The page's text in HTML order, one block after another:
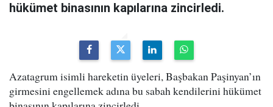
hükümet binasının kapılarına zincirledi.
Azatagrum isimli hareketin üyeleri, Başbakan Paşinyan’ın
girmesini engellemek adına bu sabah kendilerini hükümet